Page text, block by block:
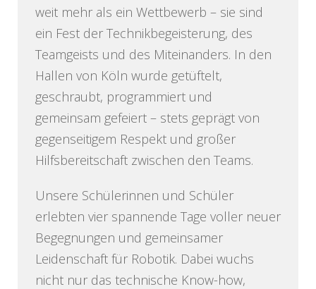
weit mehr als ein Wettbewerb – sie sind
ein Fest der Technikbegeisterung, des
Teamgeists und des Miteinanders. In den
Hallen von Köln wurde getüftelt,
geschraubt, programmiert und
gemeinsam gefeiert – stets geprägt von
gegenseitigem Respekt und großer
Hilfsbereitschaft zwischen den Teams.
Unsere Schülerinnen und Schüler
erlebten vier spannende Tage voller neuer
Begegnungen und gemeinsamer
Leidenschaft für Robotik. Dabei wuchs
nicht nur das technische Know-how,